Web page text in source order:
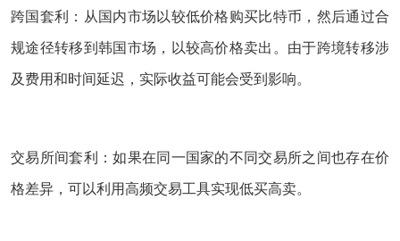
跨国套利：从国内市场以较低价格购买比特币，然后通过合
规途径转移到韩国市场，以较高价格卖出。由于跨境转移涉
及费用和时间延迟，实际收益可能会受到影响。
交易所间套利：如果在同一国家的不同交易所之间也存在价
格差异，可以利用高频交易工具实现低买高卖。